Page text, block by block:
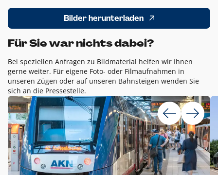
Bilder herunterladen
Für Sie war nichts dabei?
Bei speziellen Anfragen zu Bildmaterial helfen wir Ihnen
gerne weiter. Für eigene Foto- oder Filmaufnahmen in
unseren Zügen oder auf unseren Bahnsteigen wenden Sie
sich an die Pressestelle.